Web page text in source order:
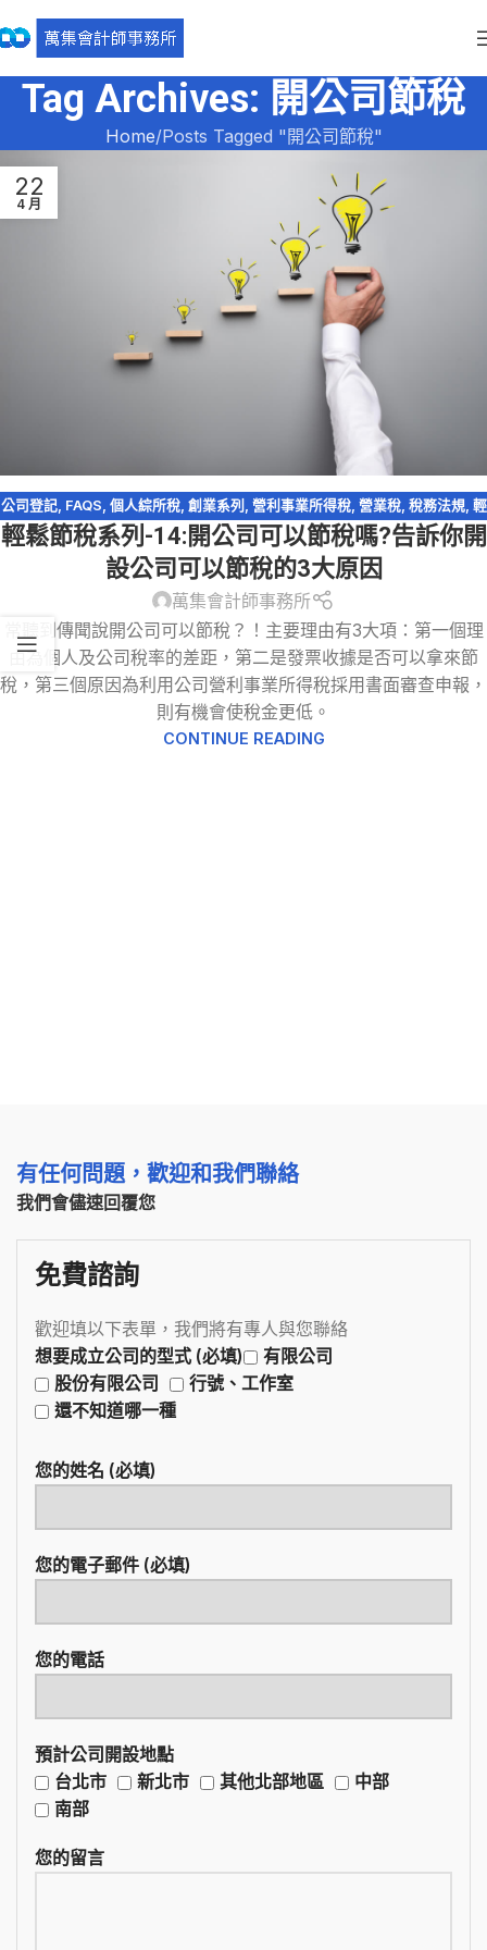
Tag Archives: 開公司節稅
Home Posts Tagged "開公司節稅"
22
4 月
公司登記, FAQS, 個人綜所稅, 創業系列 , 營利事業所得稅, 營業稅, 稅務法規, 輕
鬆節稅 ,輕鬆節稅-綜所稅
輕鬆節稅系列-14:開公司可以節稅嗎?告訴你開
設公司可以節稅的3大原因
萬集會計師事務所
常聽到傳聞說開公司可以節稅？！主要理由有3大項：第一個理
由為個人及公司稅率的差距，第二是發票收據是否可以拿來節
稅，第三個原因為利用公司營利事業所得稅採用書面審查申報，
則有機會使稅金更低。
CONTINUE READING
有任何問題，歡迎和我們聯絡
我們會儘速回覆您
免費諮詢
歡迎填以下表單，我們將有專人與您聯絡
想要成立公司的型式 (必填)
有限公司
股份有限公司
行號、工作室
還不知道哪一種
您的姓名 (必填)
您的電子郵件 (必填)
您的電話
預計公司開設地點
台北市
新北市 其他北部地區
中部
南部
您的留言